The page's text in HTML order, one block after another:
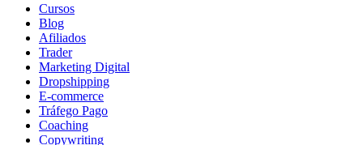
Cursos
Blog
Afiliados
Trader
Marketing Digital
Dropshipping
E-commerce
Tráfego Pago
Coaching
Copywriting